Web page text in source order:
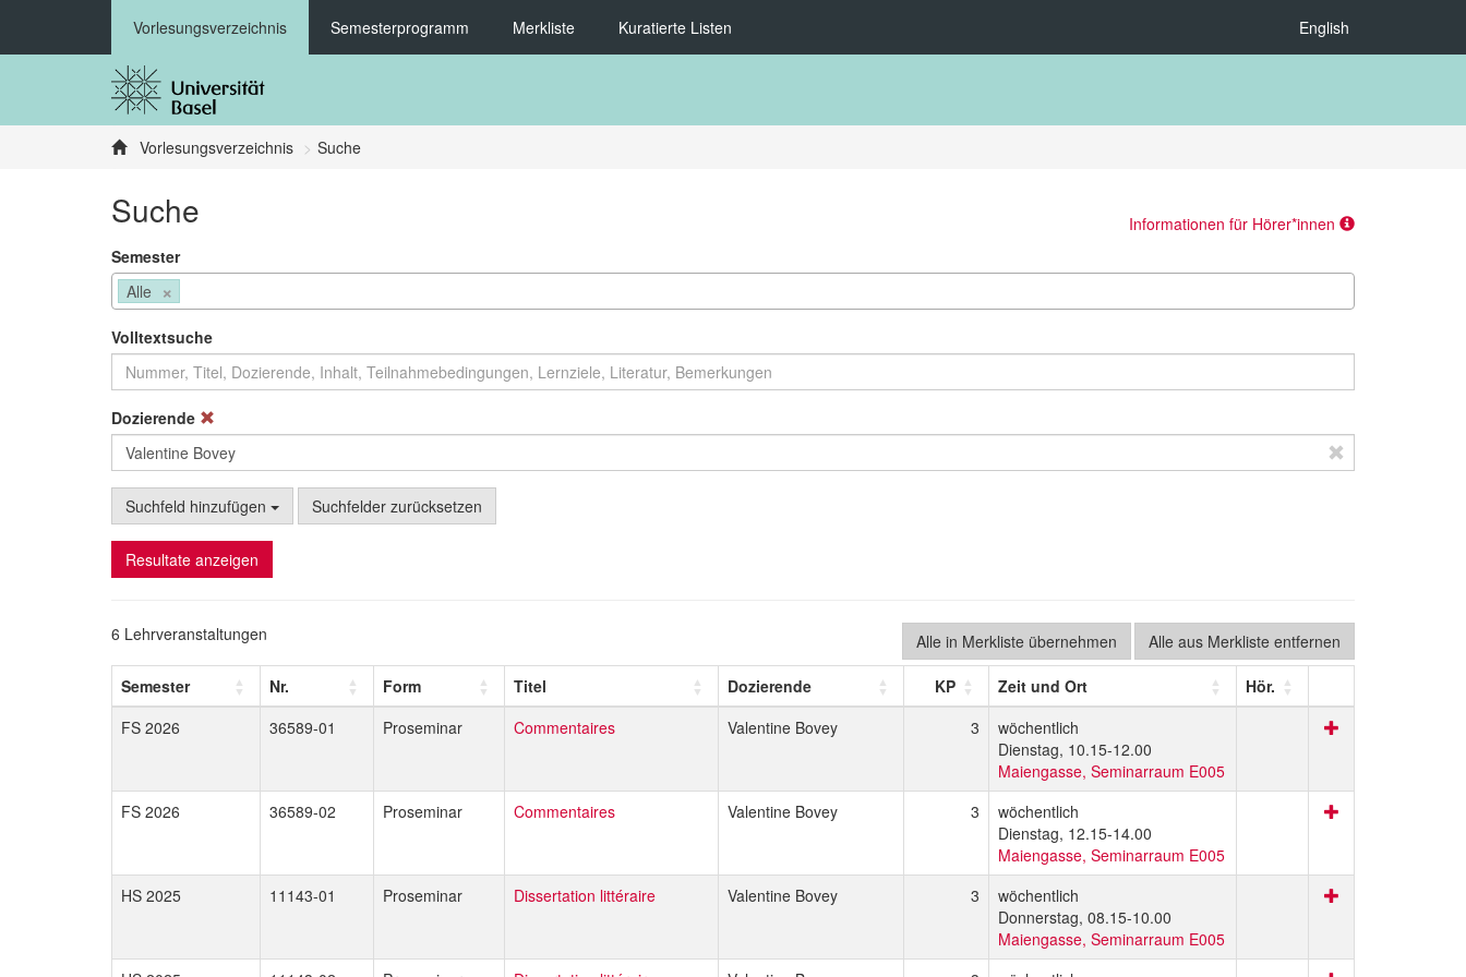
Vorlesungsverzeichnis Semesterprogramm Merkliste Kuratierte Listen English
Vorlesungsverzeichnis Suche
Suche
Informationen für Hörer*innen
Semester
×
Alle
Volltextsuche
Dozierende
Suchfeld hinzufügen Suchfelder zurücksetzen
Resultate anzeigen
Alle aus Merkliste entfernen
Alle in Merkliste übernehmen
6 Lehrveranstaltungen
Semester Nr. Form Titel Dozierende KP Zeit und Ort
Hör.
FS 2026
36589-01 Proseminar Commentaires Valentine Bovey 3
wöchentlich
Dienstag, 10.15-12.00
Maiengasse, Seminarraum E005
FS 2026
36589-02 Proseminar Commentaires Valentine Bovey 3
wöchentlich
Dienstag, 12.15-14.00
Maiengasse, Seminarraum E005
HS 2025
11143-01 Proseminar Dissertation littéraire Valentine Bovey 3
wöchentlich
Donnerstag, 08.15-10.00
Maiengasse, Seminarraum E005